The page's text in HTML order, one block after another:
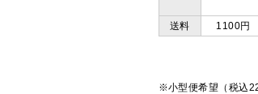
送料 1100円
※小型便希望（税込